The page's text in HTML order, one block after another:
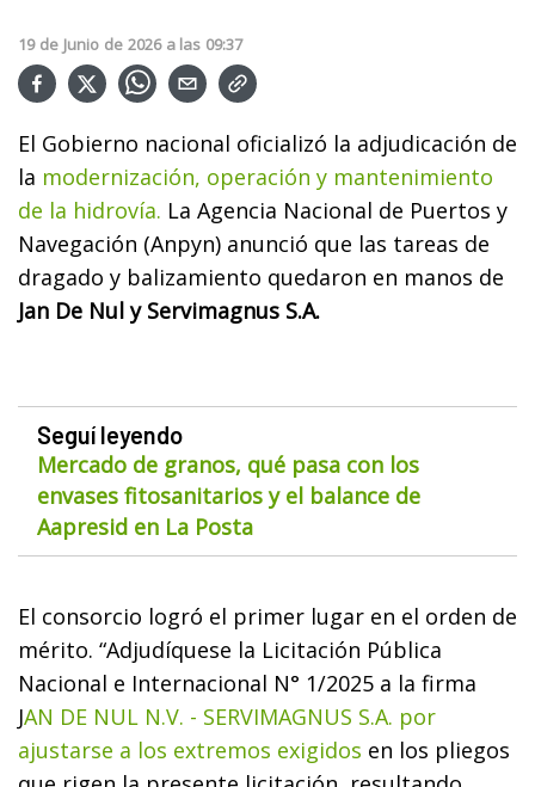
19 de Junio de 2026 a las 09:37
El Gobierno nacional oficializó la adjudicación de
la modernización, operación y mantenimiento
de la hidrovía. La Agencia Nacional de Puertos y
Navegación (Anpyn) anunció que las tareas de
dragado y balizamiento quedaron en manos de
Jan De Nul y Servimagnus S.A.
Seguí leyendo
Mercado de granos, qué pasa con los
envases fitosanitarios y el balance de
Aapresid en La Posta
El consorcio logró el primer lugar en el orden de
mérito. “Adjudíquese la Licitación Pública
Nacional e Internacional N° 1/2025 a la firma
JAN DE NUL N.V. - SERVIMAGNUS S.A. por
ajustarse a los extremos exigidos en los pliegos